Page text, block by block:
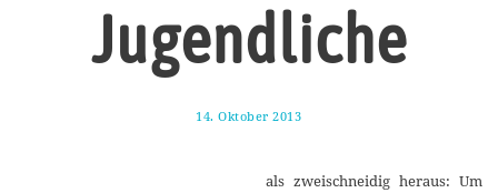
Jugendliche
14. Oktober 2013
e
als zweischneidig heraus: Um